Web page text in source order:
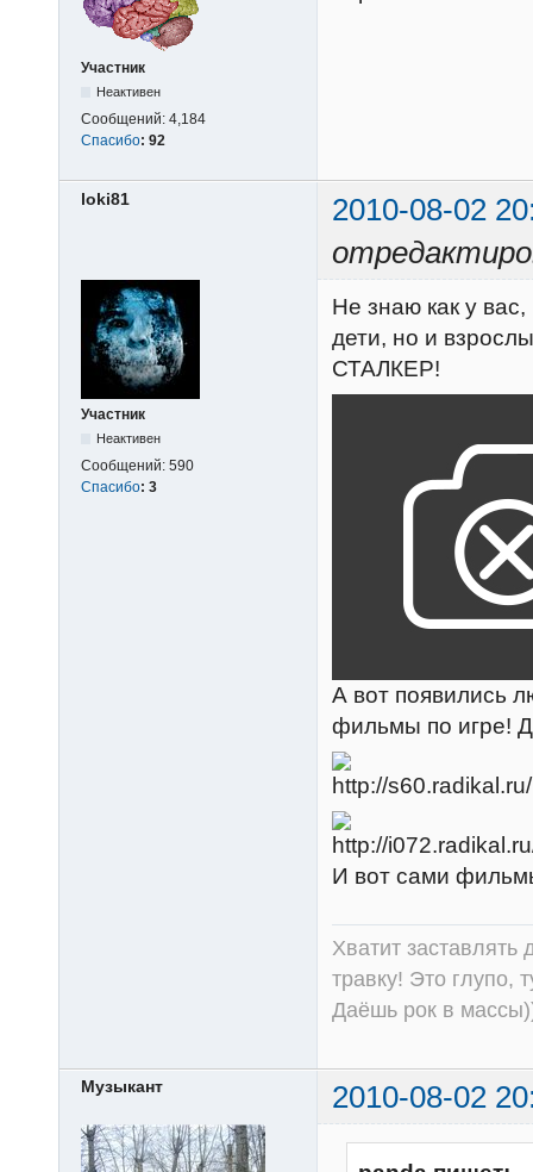
Участник
Неактивен
Сообщений: 4,184
Спасибо: 92
loki81
2010-08-02
Участник
Неактивен
Сообщений: 590
Спасибо: 3
Не знаю как у
дети, но и
СТАЛКЕР!
А вот появились
фильмы по игре!
И вот сами
Хватит заставлять
травку! Это глупо,
Даёшь рок в
Музыкант 2010-08-02